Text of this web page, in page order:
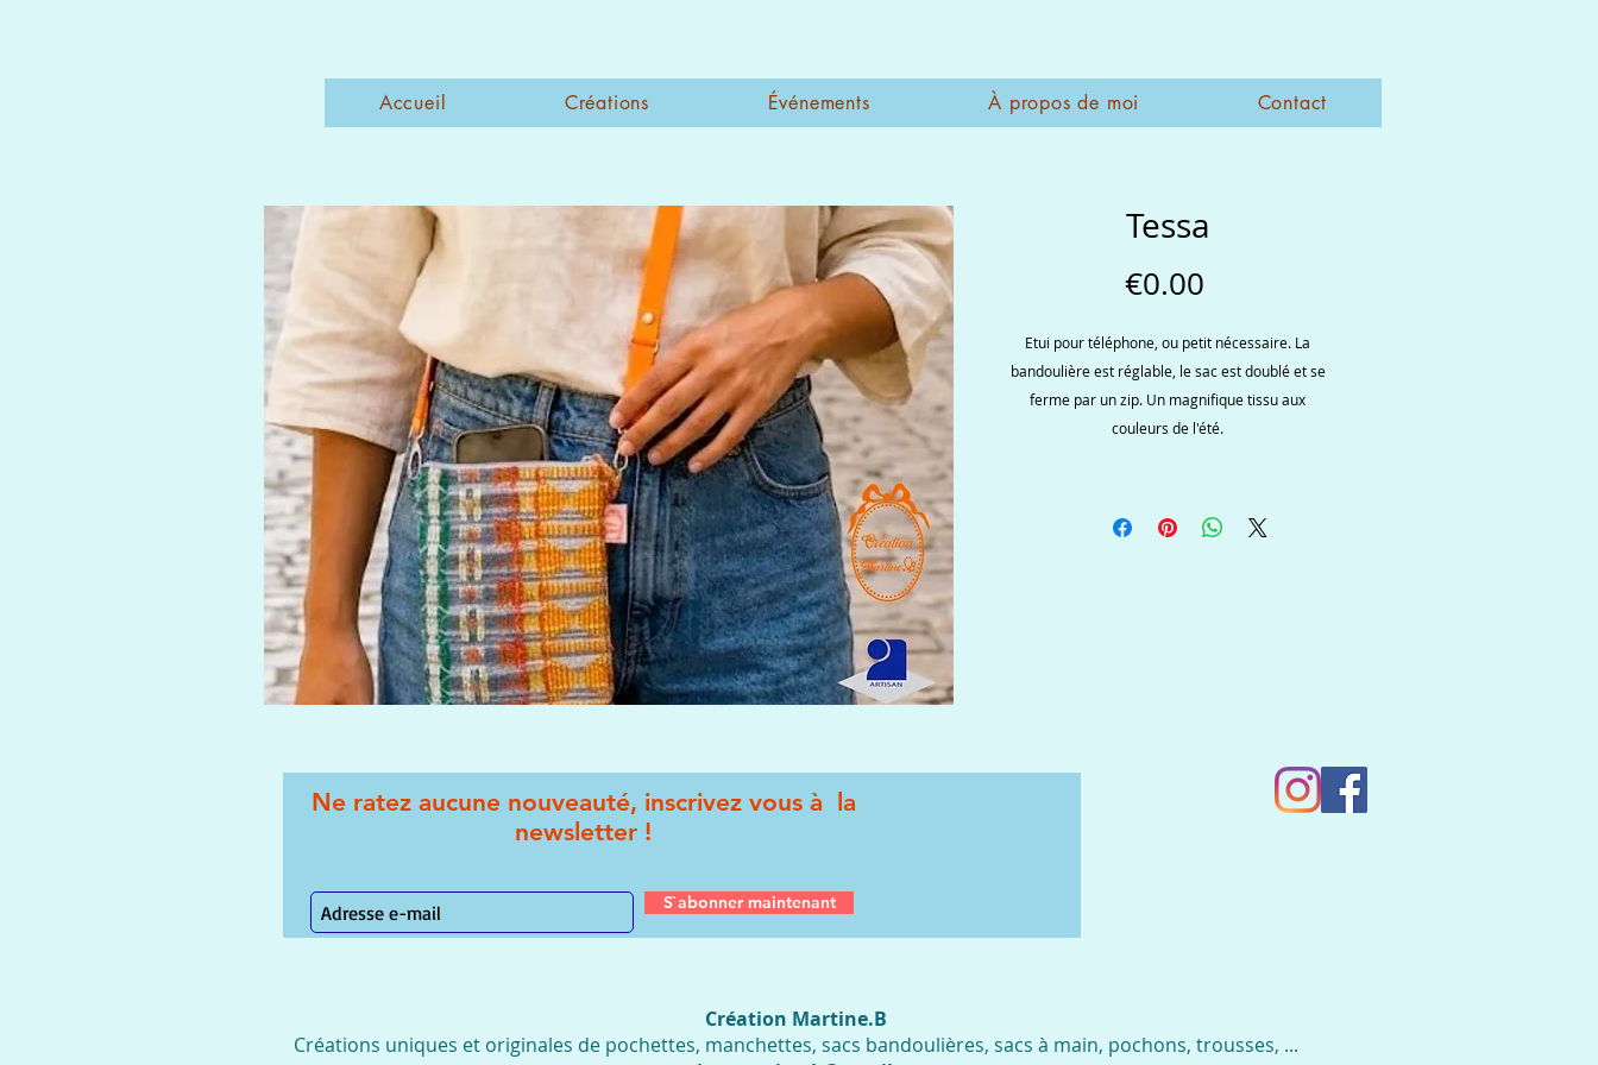
Accueil Créations Événements À propos de moi Contact
Tessa
€0.00
Etui pour téléphone, ou petit nécessaire. La
bandoulière est réglable, le sac est doublé et se
ferme par un zip. Un magnifique tissu aux
couleurs de l'été.
Ne ratez aucune nouveauté, inscrivez vous à la
newsletter !
S`abonner maintenant
Création Martine.B
Créations uniques et originales de pochettes, manchettes, sacs bandoulières, sacs à main, pochons, trousses, ...